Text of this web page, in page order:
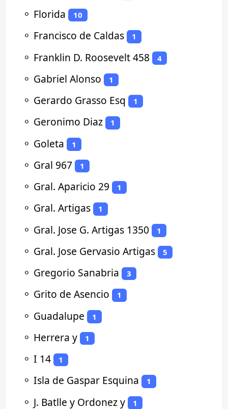
⚬ Florida 10
⚬ Francisco de Caldas 1
⚬ Franklin D. Roosevelt 458 4
⚬ Gabriel Alonso 1
⚬ Gerardo Grasso Esq 1
⚬ Geronimo Diaz 1
⚬ Goleta 1
⚬ Gral 967 1
⚬ Gral. Aparicio 29 1
⚬ Gral. Artigas 1
⚬ Gral. Jose G. Artigas 1350 1
⚬ Gral. Jose Gervasio Artigas 5
⚬ Gregorio Sanabria 3
⚬ Grito de Asencio 1
⚬ Guadalupe 1
⚬ Herrera y 1
⚬ I 14 1
⚬ Isla de Gaspar Esquina 1
⚬ J. Batlle y Ordonez y 1